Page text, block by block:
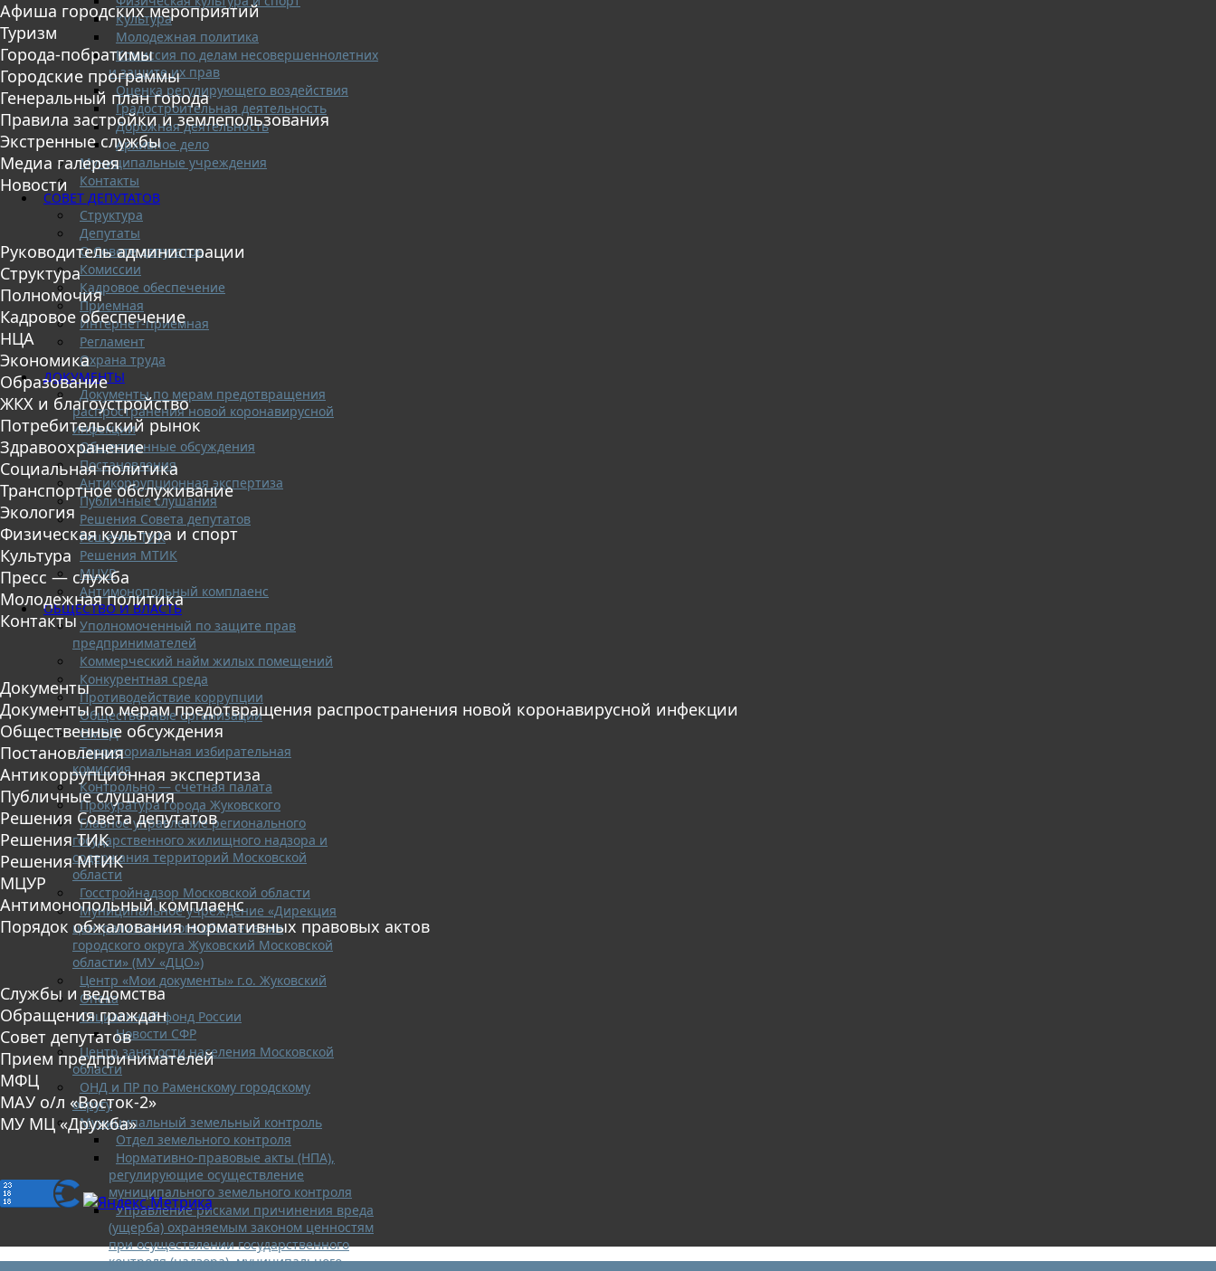
Культура
Молодежная политика
Комиссия по делам несовершеннолетних
и защите их прав
Оценка регулирующего воздействия
Градостроительная деятельность
Дорожная деятельность
Архивное дело
Муниципальные учреждения
Контакты
СОВЕТ ДЕПУТАТОВ
Структура
Депутаты
О Совете депутатов
Комиссии
Кадровое обеспечение
Приемная
Интернет-приемная
Регламент
Охрана труда
ДОКУМЕНТЫ
Документы по мерам предотвращения
распространения новой коронавирусной
инфекции
Общественные обсуждения
Постановления
Антикоррупционная экспертиза
Публичные слушания
Решения Совета депутатов
Решения ТИК
Решения МТИК
МЦУР
Антимонопольный комплаенс
ОБЩЕСТВО И ВЛАСТЬ
Уполномоченный по защите прав
предпринимателей
Коммерческий найм жилых помещений
Конкурентная среда
Противодействие коррупции
Общественные организации
ОМВД
Территориальная избирательная
комиссия
Контрольно — счетная палата
Прокуратура города Жуковского
Главное управление регионального
государственного жилищного надзора и
содержания территорий Московской
области
Госстройнадзор Московской области
Муниципальное учреждение «Дирекция
централизованного обеспечения
городского округа Жуковский Московской
области» (МУ «ДЦО»)
Центр «Мои документы» г.о. Жуковский
Опека
Социальный фонд России
Новости СФР
Центр занятости населения Московской
области
ОНД и ПР по Раменскому городскому
округу
Муниципальный земельный контроль
Отдел земельного контроля
Нормативно-правовые акты (НПА),
регулирующие осуществление
муниципального земельного контроля
Управление рисками причинения вреда
(ущерба) охраняемым законом ценностям
при осуществлении государственного
контроля (надзора), муниципального
Афиша городских мероприятий
Туризм
Города-побратимы
Городские программы
Генеральный план города
Правила застройки и землепользования
Экстренные службы
Медиа галерея
Новости
Руководитель администрации
Структура
Полномочия
Кадровое обеспечение
НЦА
Экономика
Образование
ЖКХ и благоустройство
Потребительский рынок
Здравоохранение
Социальная политика
Транспортное обслуживание
Экология
Физическая культура и спорт
Культура
Пресс — служба
Молодежная политика
Контакты
Документы
Документы по мерам предотвращения распространения новой коронавирусной инфекции
Общественные обсуждения
Постановления
Антикоррупционная экспертиза
Публичные слушания
Решения Совета депутатов
Решения ТИК
Решения МТИК
МЦУР
Антимонопольный комплаенс
Порядок обжалования нормативных правовых актов
Службы и ведомства
Обращения граждан
Совет депутатов
Прием предпринимателей
МФЦ
МАУ о/л «Восток-2»
МУ МЦ «Дружба»